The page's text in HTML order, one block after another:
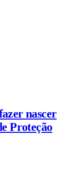
nascer
Proteção